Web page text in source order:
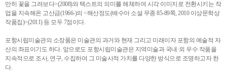
만히 꽃을 그려보다>(2008)와 텍스트의 의미를 해체하여 시각 이미지로 전환시키는 작
업을 지속해온 고산금(1966-)의 <해산정도(배수아 소설 무종 85-89쪽, 2010 이상문학상
작품집)>(2011) 등 모두 7점이다.
포항시립미술관의 소장품은 미술관의 과거와 현재 그리고 미래이자 포항의 예술적 자
산의 좌표이기도 하다. 앞으로도 포항시립미술관은 지역미술과 국내·외 우수 작품을
지속적으로 조사, 연구, 수집하여 그 미술사적 가치를 다양한 방식으로 조명하고자 한
다.